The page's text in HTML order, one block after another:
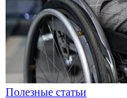
Полезные статьи